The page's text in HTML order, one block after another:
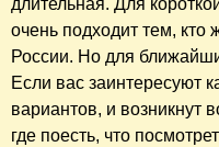
длительная. Для
очень подходит тем, кто
России. Но для
Если вас заинтересуют
вариантов, и возникнут
где поесть, что